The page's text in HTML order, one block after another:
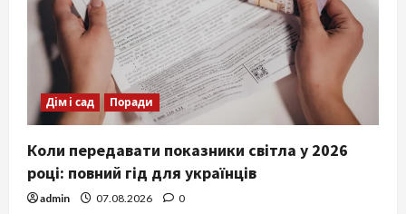
Дім і сад Поради
Коли передавати показники світла у 2026
році: повний гід для українців
admin 07.08.2026 0